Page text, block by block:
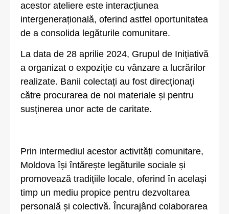
acestor ateliere este interacțiunea
intergenerațională, oferind astfel oportunitatea
de a consolida legăturile comunitare.
La data de 28 aprilie 2024, Grupul de Inițiativă
a organizat o expoziție cu vânzare a lucrărilor
realizate. Banii colectați au fost direcționați
către procurarea de noi materiale și pentru
susținerea unor acte de caritate.
Prin intermediul acestor activități comunitare,
Moldova își întărește legăturile sociale și
promovează tradițiile locale, oferind în același
timp un mediu propice pentru dezvoltarea
personală și colectivă. Încurajând colaborarea